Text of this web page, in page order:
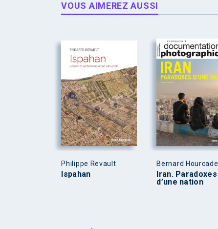
VOUS AIMEREZ AUSSI
Philippe Revault
Ispahan
Bernard Hourcade
Iran. Paradoxes
d’une nation